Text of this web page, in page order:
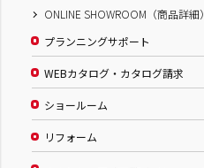
ONLINE SHOWROOM（商品詳細）
プランニングサポート
WEBカタログ・カタログ請求
ショールーム
リフォーム